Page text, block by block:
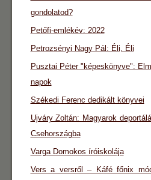
gondolatod?
Petőfi-emlékév: 2022
Petrozsényi Nagy Pál: Éli, Éli
Pusztai Péter "képeskönyve":
napok
Székedi Ferenc dedikált könyvei
Ujváry Zoltán: Magyarok
Csehországba
Varga Domokos íróiskolája
Vers a versről – Káfé főnix